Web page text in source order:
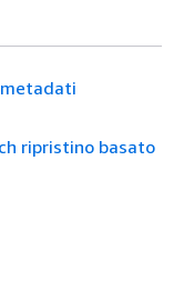
ripristino basato